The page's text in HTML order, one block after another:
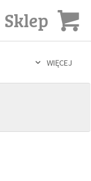
Sklep
WIĘCEJ
IN VITRO